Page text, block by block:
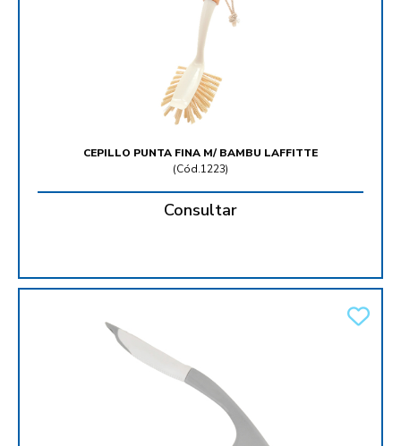
CEPILLO PUNTA FINA M/ BAMBU LAFFITTE
(Cód.1223)
Consultar